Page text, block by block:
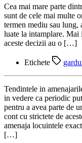
Cea mai mare parte
sunt de cele mai multe
termen mediu sau lung,
luate la intamplare. Mai
aceste decizii au o […]
Etichete
Tendintele in
in vedere ca periodic
pentru a avea parte de
cont cu strictete de
amenaja locuintele
[…]